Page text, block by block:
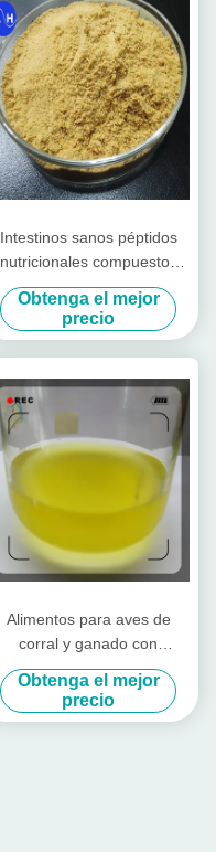
Intestinos sanos péptidos
nutricionales compuestos
para el ganado vacas
lechones vacas de corral
Obtenga el mejor
precio
Alimentos para aves de
corral y ganado con
aminoácidos altamente
concentrados
Obtenga el mejor
precio